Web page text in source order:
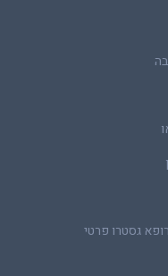
רופא גסטרו פרטי